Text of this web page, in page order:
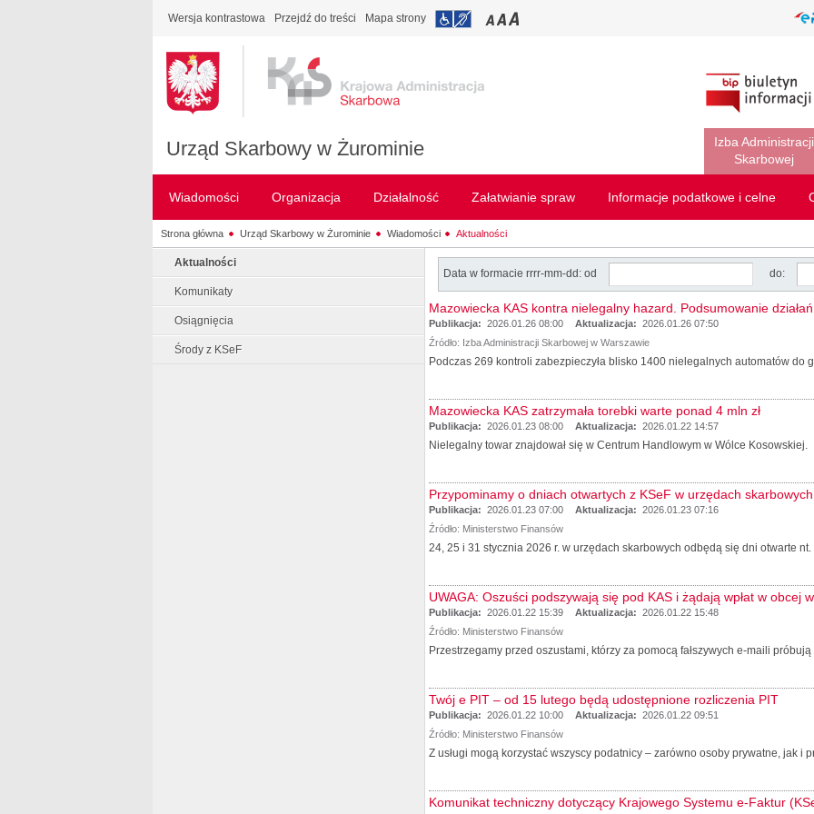
Wersja kontrastowa Przejdź do treści Mapa strony
Urząd Skarbowy w Żurominie
Izba Administracji
Skarbowej
Wiadomości Organizacja Działalność Załatwianie spraw Informacje podatkowe i celne
Strona główna Urząd Skarbowy w Żurominie Wiadomości Aktualności
Aktualności
Komunikaty
Osiągnięcia
Środy z KSeF
Data w formacie rrrr-mm-dd: od do:
Mazowiecka KAS kontra nielegalny hazard. Podsumowanie
Publikacja: 2026.01.26 08:00 Aktualizacja: 2026.01.26 07:50
Źródło: Izba Administracji Skarbowej w Warszawie
Podczas 269 kontroli zabezpieczyła blisko 1400 nielegalnych automatów do
Mazowiecka KAS zatrzymała torebki warte ponad 4 mln zł
Publikacja: 2026.01.23 08:00 Aktualizacja: 2026.01.22 14:57
Nielegalny towar znajdował się w Centrum Handlowym w Wólce Kosowskiej.
Przypominamy o dniach otwartych z KSeF w urzędach skarbowych
Publikacja: 2026.01.23 07:00 Aktualizacja: 2026.01.23 07:16
Źródło: Ministerstwo Finansów
24, 25 i 31 stycznia 2026 r. w urzędach skarbowych odbędą się dni otwarte nt.
UWAGA: Oszuści podszywają się pod KAS i żądają wpłat w obcej
Publikacja: 2026.01.22 15:39 Aktualizacja: 2026.01.22 15:48
Źródło: Ministerstwo Finansów
Przestrzegamy przed oszustami, którzy za pomocą fałszywych e-maili
Twój e PIT – od 15 lutego będą udostępnione rozliczenia PIT
Publikacja: 2026.01.22 10:00 Aktualizacja: 2026.01.22 09:51
Źródło: Ministerstwo Finansów
Z usługi mogą korzystać wszyscy podatnicy – zarówno osoby prywatne, jak i
Komunikat techniczny dotyczący Krajowego Systemu e-Faktur